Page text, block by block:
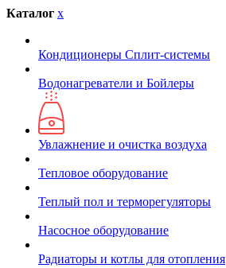
Каталог x
Кондиционеры Сплит-системы
Водонагреватели и Бойлеры
Увлажнение и очистка воздуха
Тепловое оборудование
Теплый пол и терморегуляторы
Насосное оборудование
Радиаторы и котлы для отопления